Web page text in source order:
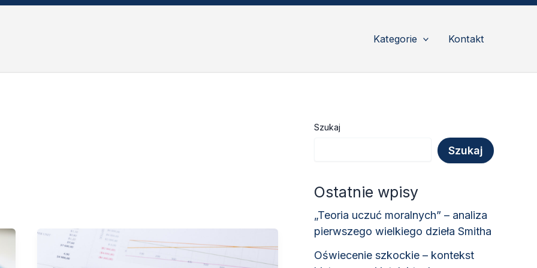
Kategorie Kontakt
Szukaj
Szukaj
Ostatnie wpisy
„Teoria uczuć moralnych” – analiza
pierwszego wielkiego dzieła Smitha
Oświecenie szkockie – kontekst